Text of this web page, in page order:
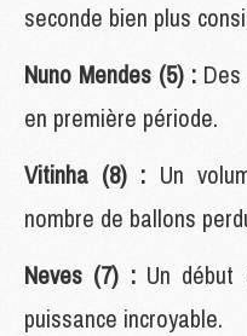
seconde bien plus
Nuno Mendes (5) :
en première période.
Vitinha (8) : Un
nombre de ballons
Neves (7) :Un début
puissance incroyable.